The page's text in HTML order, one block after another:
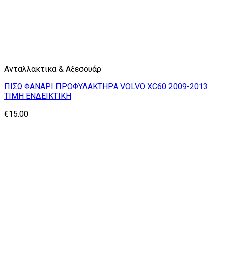
Ανταλλακτικα & Αξεσουάρ
ΠΙΣΩ ΦΑΝΑΡΙ ΠΡΟΦΥΛΑΚΤΗΡΑ VOLVO XC60 2009-2013
ΤΙΜΗ ΕΝΔΕΙΚΤΙΚΗ
€15.00